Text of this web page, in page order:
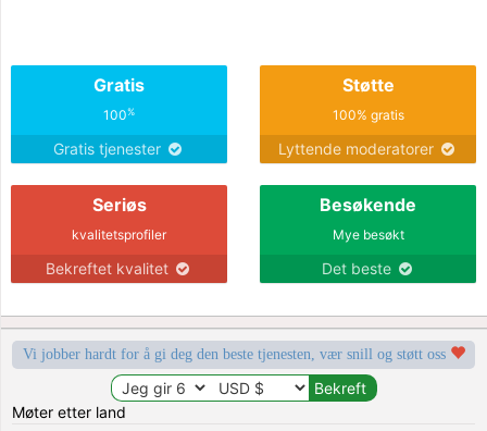
Gratis
100%
Gratis tjenester
Støtte
100% gratis
Lyttende moderatorer
Seriøs
kvalitetsprofiler
Bekreftet kvalitet
Besøkende
Mye besøkt
Det beste
Vi jobber hardt for å gi deg den beste tjenesten, vær snill og støtt oss
Møter etter land